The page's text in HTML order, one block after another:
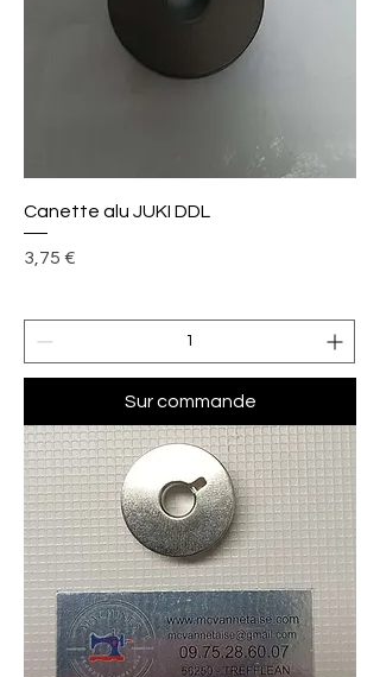
Canette alu JUKI DDL
Prix
3,75 €
Sur commande